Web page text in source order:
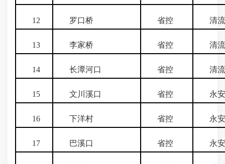
12 罗口桥 省控 清流
13 李家桥 省控 清流
14 长潭河口 省控 清流
15 文川溪口 省控 永安
16 下洋村 省控 永安
17 巴溪口 省控 永安